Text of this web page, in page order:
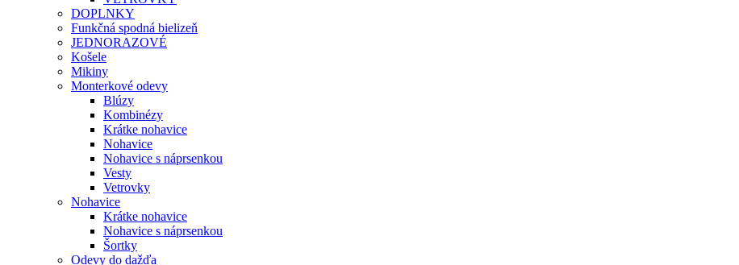
DOPLNKY
Funkčná spodná bielizeň
JEDNORAZOVÉ
Košele
Mikiny
Monterkové odevy
Blúzy
Kombinézy
Krátke nohavice
Nohavice
Nohavice s náprsenkou
Vesty
Vetrovky
Nohavice
Krátke nohavice
Nohavice s náprsenkou
Šortky
Odevy do dažďa